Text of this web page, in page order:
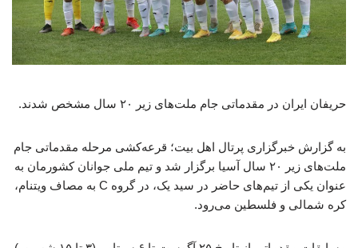
حریفان ایران در مقدماتی جام ملت‌های زیر ۲۰ سال مشخص شدند.
به گزارش خبرگزاری پرتال اهل بیت؛ قرعه‌کشی مرحله مقدماتی جام
ملت‌های زیر ۲۰ سال آسیا برگزار شد و تیم ملی جوانان کشورمان به
عنوان یکی از تیم‌های حاضر در سید یک، در گروه C به مصاف ویتنام،
کره شمالی و فلسطین می‌رود.